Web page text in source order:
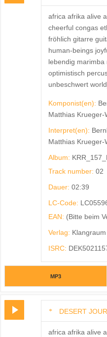
africa afrika alive
cheerful congas
fröhlich gitarre
human-beings
lebendig
optimistisch
unbeschwert
Komponist(en):
Matthias Krueger-
Interpret(en):
Matthias Krueger-
Album:
Track number: 02
Dauer: 02:39
LC-Code:
EAN: (Bitte beim
Verlag:
ISRC:
MP3
DESERT
africa afrika alive